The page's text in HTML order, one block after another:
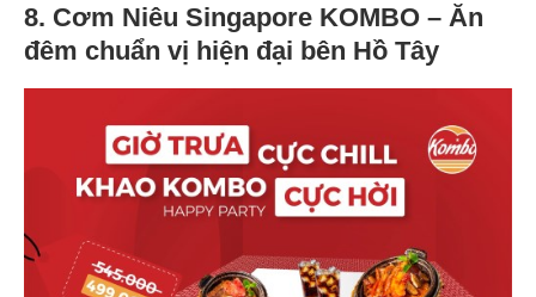
8. Cơm Niêu Singapore KOMBO – Ăn
đêm chuẩn vị hiện đại bên Hồ Tây